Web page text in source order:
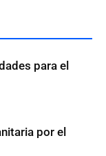
para el
por el